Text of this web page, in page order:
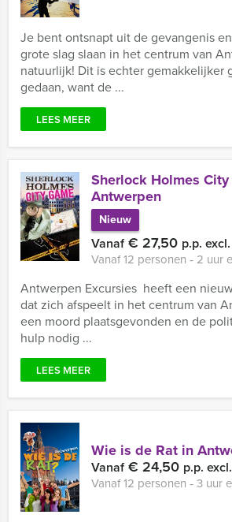
Je bent ontsnapt uit de gevangenis
grote slag slaan in het centrum van
natuurlijk! Dit is echter gemakkelijker
gedaan, want de ...
LEES MEER
Sherlock Holmes
Antwerpen
Nieuw
Vanaf€ 27,50 p.p.
Vanaf 12 personen ‐ 2 uur
Antwerpen Excursies heeft een
dat zich afspeelt in het centrum van
een moord plaatsgevonden en de
hulp nodig ...
LEES MEER
Wie is de Rat in
Vanaf€ 24,50 p.p.
Vanaf 12 personen ‐ 3 uur